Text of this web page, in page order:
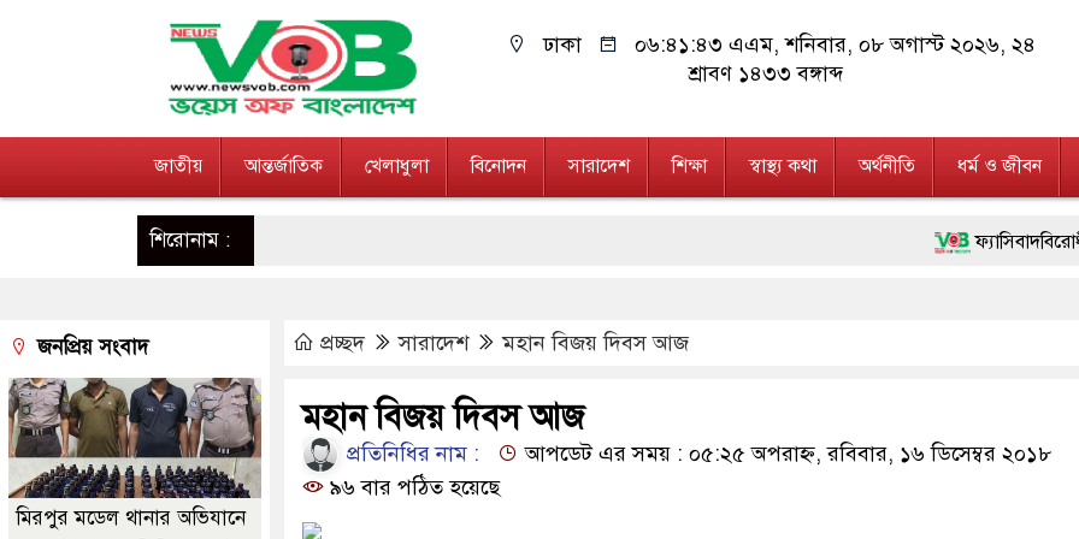
ঢাকা ০৬:৪১:৪৪ এএম, শনিবার, ০৮ অগাস্ট ২০২৬, ২৪
শ্রাবণ ১৪৩৩ বঙ্গাব্দ
জাতীয় আন্তর্জাতিক খেলাধুলা বিনোদন সারাদেশ শিক্ষা স্বাস্থ্য কথা অর্থনীতি ধর্ম ও জীবন
শিরোনাম : ফ্যাসিবাদবিরোধী আন্দোলনে
জনগণ পরিবর্তন চেয়েছে
২৮ লাখ টাকার জাল নোটসহ
নেতৃত্ব ও গণতন্ত্রের মূর্তমান
অবৈধ বিদেশি পিস্তল,
প্রচ্ছদ সারাদেশ মহান বিজয় দিবস আজ
মহান বিজয় দিবস আজ
প্রতিনিধির নাম :
আপডেট এর সময় : ০৫:২৫ অপরাহ্ন, রবিবার, ১৬ ডিসেম্বর ২০১৮
৯৬ বার পঠিত হয়েছে
জনপ্রিয় সংবাদ
মিরপুর মডেল থানার অভিযানে